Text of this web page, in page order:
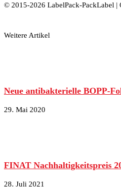
© 2015-2026 LabelPack-PackLabel |
Weitere Artikel
Neue antibakterielle BOPP-
29. Mai 2020
FINAT Nachhaltigkeitspreis
28. Juli 2021